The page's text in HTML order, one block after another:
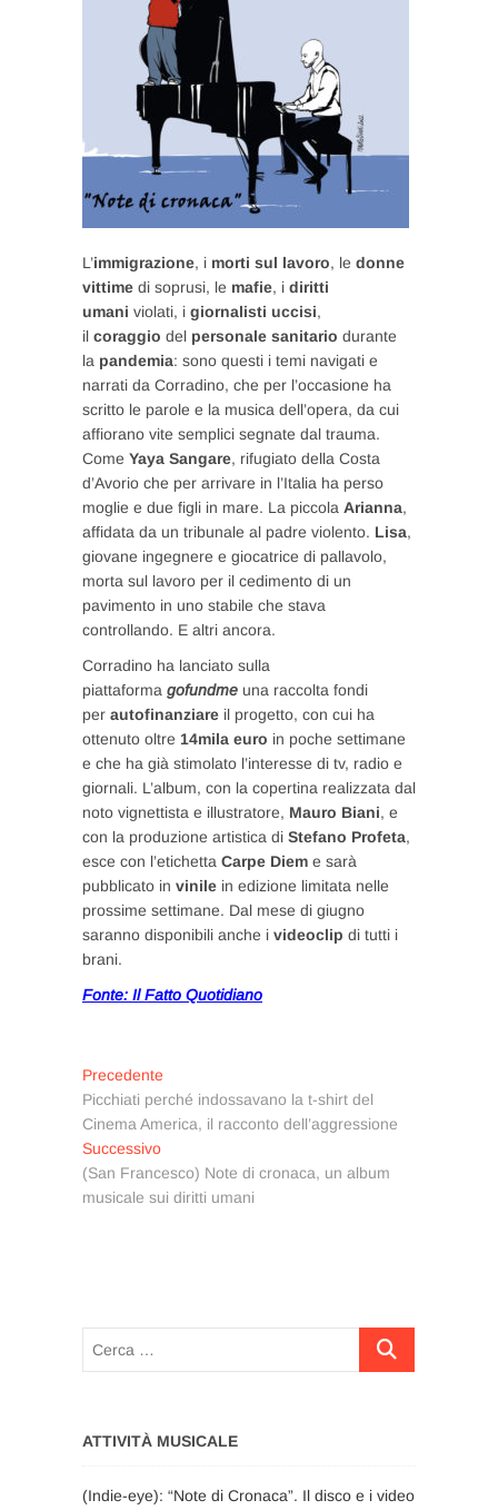
L’immigrazione, i morti sul lavoro, le donne
vittime di soprusi, le mafie, i diritti
umani violati, i giornalisti uccisi,
il coraggio del personale sanitario durante
la pandemia: sono questi i temi navigati e
narrati da Corradino, che per l’occasione ha
scritto le parole e la musica dell’opera, da cui
affiorano vite semplici segnate dal trauma.
Come Yaya Sangare, rifugiato della Costa
d’Avorio che per arrivare in l’Italia ha perso
moglie e due figli in mare. La piccola Arianna,
affidata da un tribunale al padre violento. Lisa,
giovane ingegnere e giocatrice di pallavolo,
morta sul lavoro per il cedimento di un
pavimento in uno stabile che stava
controllando. E altri ancora.
Corradino ha lanciato sulla
piattaforma gofundme una raccolta fondi
per autofinanziare il progetto, con cui ha
ottenuto oltre 14mila euro in poche settimane
e che ha già stimolato l’interesse di tv, radio e
giornali. L’album, con la copertina realizzata dal
noto vignettista e illustratore, Mauro Biani, e
con la produzione artistica di Stefano Profeta,
esce con l’etichetta Carpe Diem e sarà
pubblicato in vinile in edizione limitata nelle
prossime settimane. Dal mese di giugno
saranno disponibili anche i videoclip di tutti i
brani.
Fonte: Il Fatto Quotidiano
Navigazione
articoli
Precedente
precedente:
Picchiati perché indossavano la t-shirt del
Cinema America, il racconto dell’aggressione
SuccessivoArticolo
successivo:
(San Francesco) Note di cronaca, un album
musicale sui diritti umani
Cerca
ATTIVITÀ MUSICALE
(Indie-eye): “Note di Cronaca”. Il disco e i video